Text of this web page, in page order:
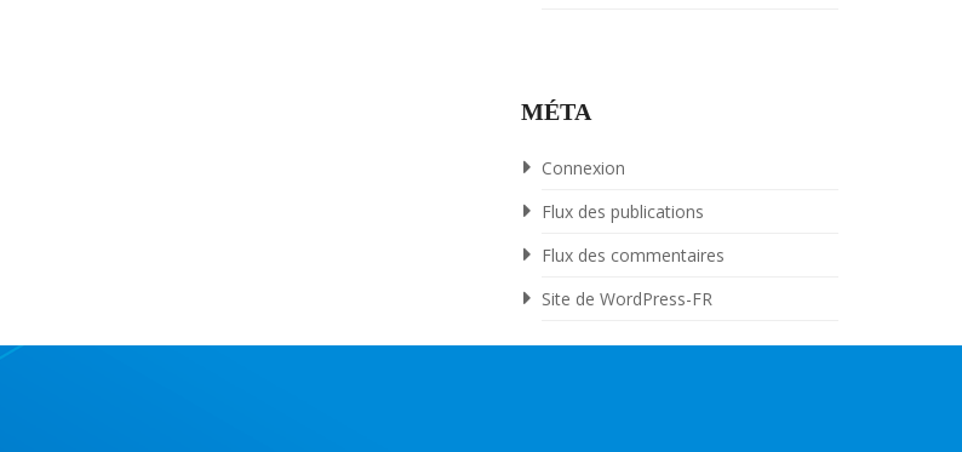
MÉTA
Connexion
Flux des publications
Flux des commentaires
Site de WordPress-FR